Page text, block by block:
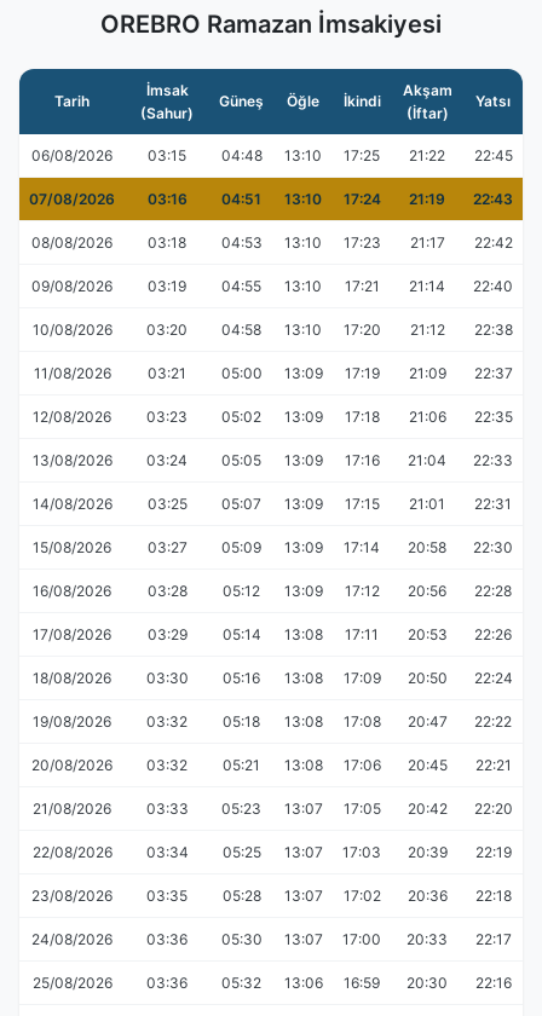
OREBRO Ramazan İmsakiyesi
Tarih
İmsak
(Sahur)
Güneş Öğle İkindi
Akşam
(İftar)
Yatsı
06/08/2026 03:15 04:48 13:10 17:25 21:22 22:45
07/08/2026 03:16 04:51 13:10 17:24 21:19 22:43
08/08/2026 03:18 04:53 13:10 17:23 21:17 22:42
09/08/2026 03:19 04:55 13:10 17:21 21:14 22:40
10/08/2026 03:20 04:58 13:10 17:20 21:12 22:38
11/08/2026 03:21 05:00 13:09 17:19 21:09 22:37
12/08/2026 03:23 05:02 13:09 17:18 21:06 22:35
13/08/2026 03:24 05:05 13:09 17:16 21:04 22:33
14/08/2026 03:25 05:07 13:09 17:15 21:01 22:31
15/08/2026 03:27 05:09 13:09 17:14 20:58 22:30
16/08/2026 03:28 05:12 13:09 17:12 20:56 22:28
17/08/2026 03:29 05:14 13:08 17:11 20:53 22:26
18/08/2026 03:30 05:16 13:08 17:09 20:50 22:24
19/08/2026 03:32 05:18 13:08 17:08 20:47 22:22
20/08/2026 03:32 05:21 13:08 17:06 20:45 22:21
21/08/2026 03:33 05:23 13:07 17:05 20:42 22:20
22/08/2026 03:34 05:25 13:07 17:03 20:39 22:19
23/08/2026 03:35 05:28 13:07 17:02 20:36 22:18
24/08/2026 03:36 05:30 13:07 17:00 20:33 22:17
25/08/2026 03:36 05:32 13:06 16:59 20:30 22:16